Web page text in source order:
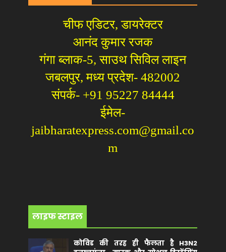
चीफ एडिटर, डायरेक्टर
आनंद कुमार रजक
गंगा ब्लाक-5, साउथ सिविल लाइन
जबलपुर, मध्य प्रदेश- 482002
संपर्क- +91 95227 84444
ईमेल-
jaibharatexpress.com@gmail.co
m
लाइफ स्टाइल
कोविड की तरह ही फैलता है H3N2